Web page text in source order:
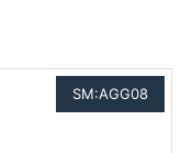
SM:AGG08